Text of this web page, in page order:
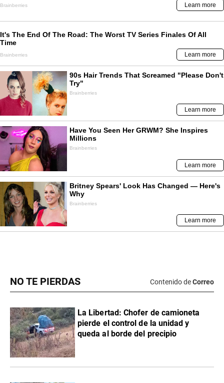
NO TE PIERDAS Contenido deCorreo
La Libertad: Chofer de camioneta
pierde el control de la unidad y
queda al borde del precipio